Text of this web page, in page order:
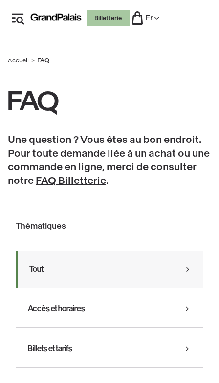
contenu
Billetterie Fr
Fil
Accueil FAQ
FAQ
Une question ? Vous êtes au bon endroit.
Pour toute demande liée à un achat ou une
commande en ligne, merci de consulter
notre FAQ Billetterie.
Thématiques
Tout
Accès et horaires
Billets et tarifs